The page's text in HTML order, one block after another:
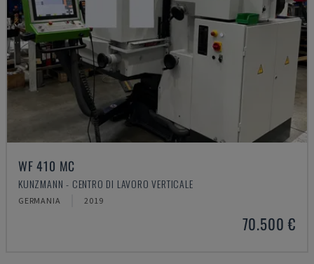
WF 410 MC
KUNZMANN - CENTRO DI LAVORO VERTICALE
GERMANIA 2019
70.500 €